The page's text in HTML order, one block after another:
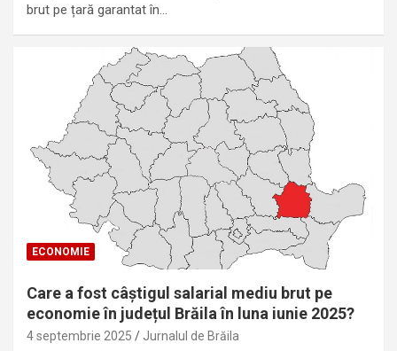
brut pe țară garantat în…
ECONOMIE
Care a fost câștigul salarial mediu brut pe
economie în județul Brăila în luna iunie 2025?
4 septembrie 2025 Jurnalul de Brăila